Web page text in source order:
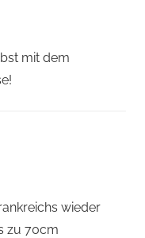
mit dem
wieder
zu 70cm